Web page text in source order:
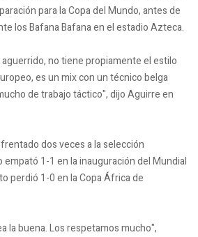
para la Copa del Mundo, antes de
los Bafana Bafana en el estadio Azteca.
no tiene propiamente el estilo
es un mix con un técnico belga
de trabajo táctico", dijo Aguirre en
dos veces a la selección
empató 1-1 en la inauguración del Mundial
perdió 1-0 en la Copa África de
la buena. Los respetamos mucho",